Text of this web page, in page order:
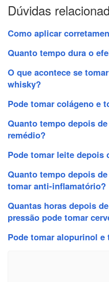
Dúvidas
Como aplicar
Quanto tempo dura o
O que acontece se
whisky?
Pode tomar colágeno e
Quanto tempo depois
remédio?
Pode tomar leite depois
Quanto tempo depois
tomar anti-inflamatório?
Quantas horas depois
pressão pode tomar
Pode tomar alopurinol e